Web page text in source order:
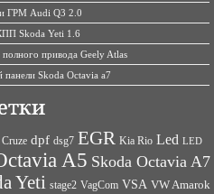
ГРМ Audi Q3 2.0
Skoda Yeti 1.6
привода Geely Atlas
Skoda Octavia a7
dpf dsg7 EGR Kia Rio Led LED
A5 Skoda Octavia A7
Yeti stage2 VagCom VSA VW Amarok